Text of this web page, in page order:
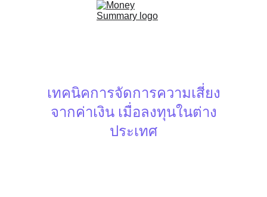
เทคนิคการจัดการความเสี่ยง
จากค่าเงิน เมื่อลงทุนในต่าง
ประเทศ